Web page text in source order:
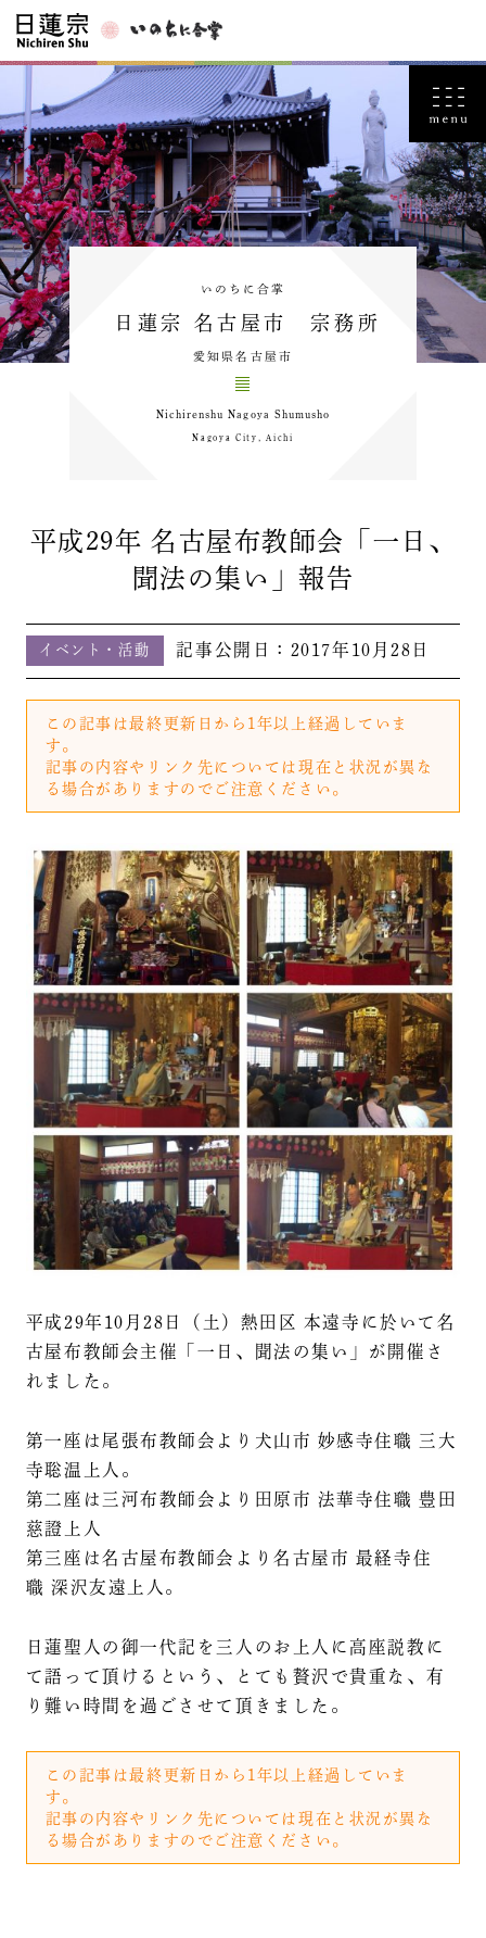
いのちに合掌
日蓮宗 名古屋市 宗務所
愛知県名古屋市
Nichirenshu Nagoya Shumusho
Nagoya City, Aichi
平成29年 名古屋布教師会「一日、
聞法の集い」報告
イベント・活動 記事公開日： 2017年10月28日
この記事は最終更新日から1年以上経過していま
す。
記事の内容やリンク先については現在と状況が異な
る場合がありますのでご注意ください。
平成29年10月28日（土）熱田区 本遠寺に於いて名
古屋布教師会主催「一日、聞法の集い」が開催さ
れました。
第一座は尾張布教師会より犬山市 妙感寺住職 三大
寺聡温上人。
第二座は三河布教師会より田原市 法華寺住職 豊田
慈證上人
第三座は名古屋布教師会より名古屋市 最経寺住
職 深沢友遠上人。
日蓮聖人の御一代記を三人のお上人に高座説教に
て語って頂けるという、とても贅沢で貴重な、有
り難い時間を過ごさせて頂きました。
この記事は最終更新日から1年以上経過していま
す。
記事の内容やリンク先については現在と状況が異な
る場合がありますのでご注意ください。